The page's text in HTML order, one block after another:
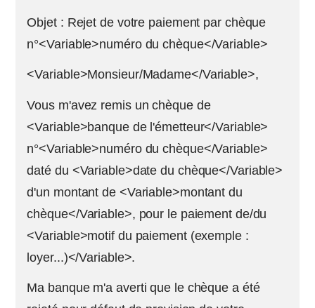
Objet : Rejet de votre paiement par chèque
n°<Variable>numéro du chèque</Variable>
<Variable>Monsieur/Madame</Variable>,
Vous m'avez remis un chèque de
<Variable>banque de l'émetteur</Variable>
n°<Variable>numéro du chèque</Variable>
daté du <Variable>date du chèque</Variable>
d'un montant de <Variable>montant du
chèque</Variable>, pour le paiement de/du
<Variable>motif du paiement (exemple :
loyer...)</Variable>.
Ma banque m'a averti que le chèque a été